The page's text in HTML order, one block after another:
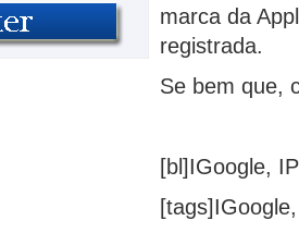
marca da
registrada.
Se bem que,
[bl]IGoogle,